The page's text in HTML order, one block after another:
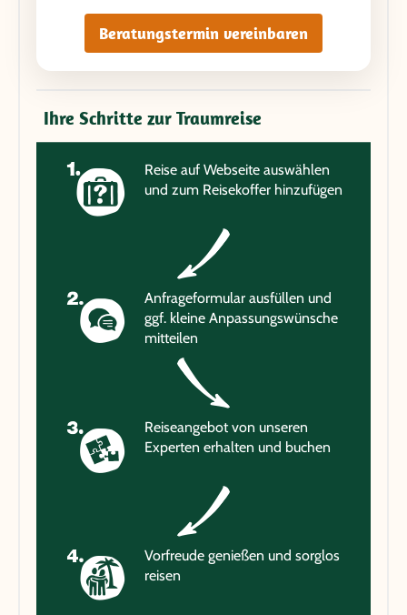
Beratungstermin vereinbaren
Ihre Schritte zur Traumreise
Reise auf Webseite auswählen
und zum Reisekoffer hinzufügen
Anfrageformular ausfüllen und
ggf. kleine Anpassungswünsche
mitteilen
Reiseangebot von unseren
Experten erhalten und buchen
Vorfreude genießen und sorglos
reisen